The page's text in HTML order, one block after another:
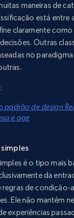
maneiras de
está entre
claramente
Outras
no
:
padrão de design
e age
é o tipo mais
da
de condição-
Ele não mantém
experiências